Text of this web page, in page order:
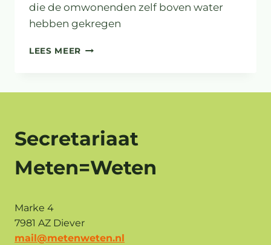
die de omwonenden zelf boven water
hebben gekregen
LEES MEER REACTIE
Secretariaat
Meten=Weten
Marke 4
7981 AZ Diever
mail@metenweten.nl